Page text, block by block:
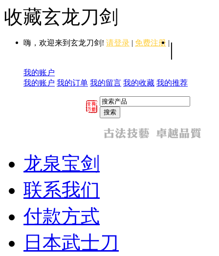
收藏玄龙刀剑
嗨，欢迎来到玄龙刀剑! 请登录 | 免费注册 | |
我的账户
我的账户 我的订单 我的留言 我的收藏 我的推荐
龙泉宝剑
联系我们
付款方式
日本武士刀